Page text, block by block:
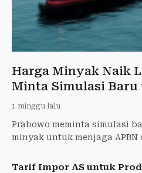
Harga Minyak Naik
Minta Simulasi Baru
1 minggu lalu
Prabowo meminta simulasi
minyak untuk menjaga APBN
Tarif Impor AS untuk